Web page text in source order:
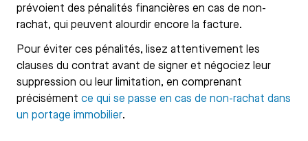
prévoient des pénalités financières en cas de non-
rachat, qui peuvent alourdir encore la facture.
Pour éviter ces pénalités, lisez attentivement les
clauses du contrat avant de signer et négociez leur
suppression ou leur limitation, en comprenant
précisément ce qui se passe en cas de non-rachat dans
un portage immobilier.